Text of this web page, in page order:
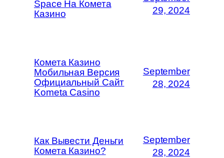
Space На Комета
Казино
29, 2024
Комета Казино
Мобильная Версия
Официальный Сайт
Kometa Casino
September
28, 2024
Как Вывести Деньги
Комета Казино?
September
28, 2024